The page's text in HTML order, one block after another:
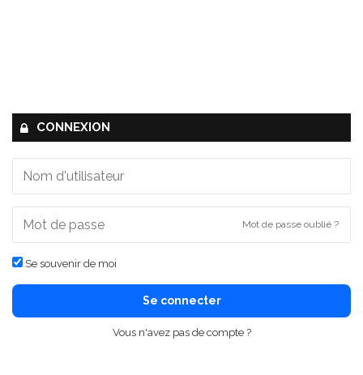
CONNEXION
Mot de passe oublié ?
Se souvenir de moi
Se connecter
Vous n'avez pas de compte ?